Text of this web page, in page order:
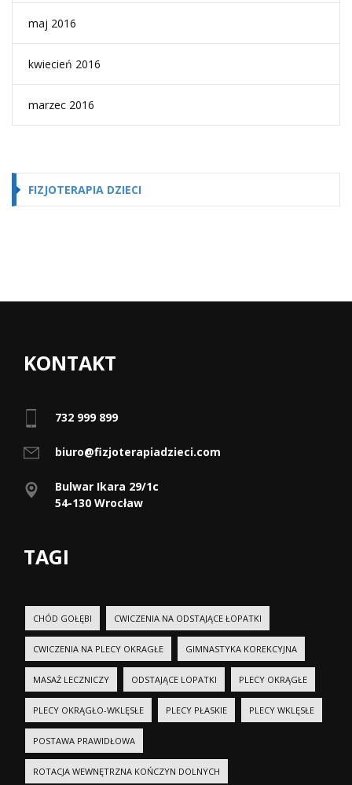
maj 2016
kwiecień 2016
marzec 2016
FIZJOTERAPIA DZIECI
KONTAKT
732 999 899
biuro@fizjoterapiadzieci.com
Bulwar Ikara 29/1c
54-130 Wrocław
TAGI
CHÓD GOŁĘBI CWICZENIA NA ODSTAJĄCE ŁOPATKI
CWICZENIA NA PLECY OKRAGŁE GIMNASTYKA KOREKCYJNA
MASAŻ LECZNICZY ODSTAJĄCE LOPATKI PLECY OKRĄGŁE
PLECY OKRĄGŁO-WKLĘSŁE PLECY PŁASKIE PLECY WKLĘSŁE
POSTAWA PRAWIDŁOWA
ROTACJA WEWNĘTRZNA KOŃCZYN DOLNYCH